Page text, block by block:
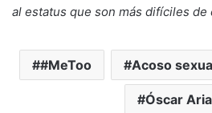
al estatus que son más difíciles de
#MeToo Acoso
Óscar